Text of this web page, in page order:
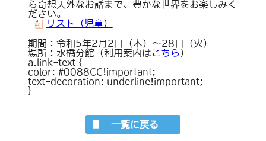
ら奇想天外なお話まで、豊かな世界をお楽しみく
ださい。
リスト（児童）
期間：令和5年2月2日（木）～28日（火）
場所：水橋分館（利用案内はこちら ）
a.link-text {
color: #0088CC!important;
text-decoration: underline!important;
}
一覧に戻る